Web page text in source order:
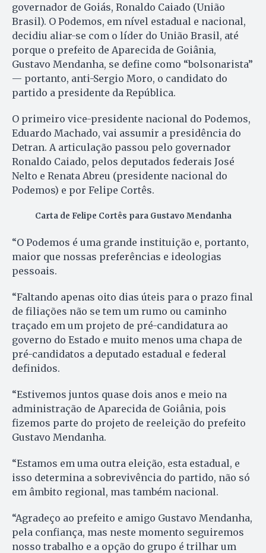
governador de Goiás, Ronaldo Caiado (União
Brasil). O Podemos, em nível estadual e nacional,
decidiu aliar-se com o líder do União Brasil, até
porque o prefeito de Aparecida de Goiânia,
Gustavo Mendanha, se define como “bolsonarista”
— portanto, anti-Sergio Moro, o candidato do
partido a presidente da República.
O primeiro vice-presidente nacional do Podemos,
Eduardo Machado, vai assumir a presidência do
Detran. A articulação passou pelo governador
Ronaldo Caiado, pelos deputados federais José
Nelto e Renata Abreu (presidente nacional do
Podemos) e por Felipe Cortês.
Carta de Felipe Cortês para Gustavo Mendanha
“O Podemos é uma grande instituição e, portanto,
maior que nossas preferências e ideologias
pessoais.
“Faltando apenas oito dias úteis para o prazo final
de filiações não se tem um rumo ou caminho
traçado em um projeto de pré-candidatura ao
governo do Estado e muito menos uma chapa de
pré-candidatos a deputado estadual e federal
definidos.
“Estivemos juntos quase dois anos e meio na
administração de Aparecida de Goiânia, pois
fizemos parte do projeto de reeleição do prefeito
Gustavo Mendanha.
“Estamos em uma outra eleição, esta estadual, e
isso determina a sobrevivência do partido, não só
em âmbito regional, mas também nacional.
“Agradeço ao prefeito e amigo Gustavo Mendanha,
pela confiança, mas neste momento seguiremos
nosso trabalho e a opção do grupo é trilhar um